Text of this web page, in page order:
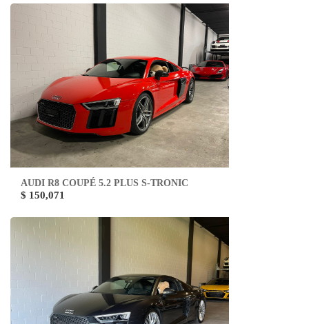
AUDI R8 COUPÉ 5.2 PLUS S-TRONIC
$ 150,071